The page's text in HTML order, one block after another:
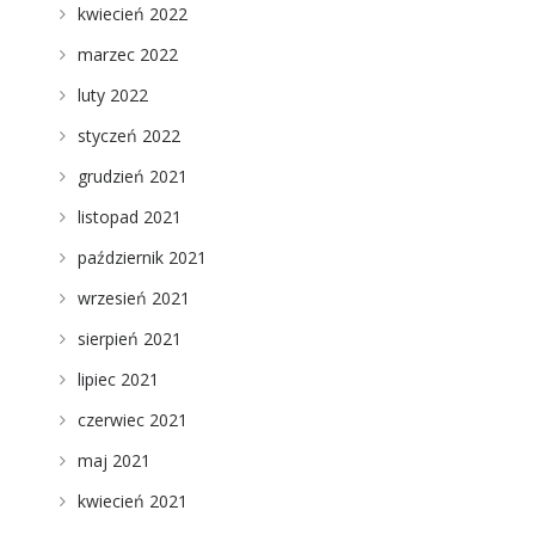
kwiecień 2022
marzec 2022
luty 2022
styczeń 2022
grudzień 2021
listopad 2021
październik 2021
wrzesień 2021
sierpień 2021
lipiec 2021
czerwiec 2021
maj 2021
kwiecień 2021